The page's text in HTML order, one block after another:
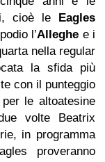
cioè le Eagles
l’Alleghe e i
nella regular
la sfida più
con il punteggio
le altoatesine
volte Beatrix
in programma
proveranno